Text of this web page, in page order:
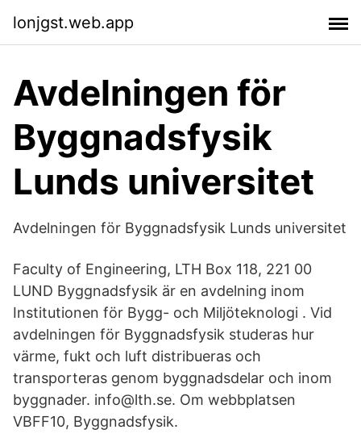
lonjgst.web.app
Avdelningen för
Byggnadsfysik
Lunds universitet
Avdelningen för Byggnadsfysik Lunds universitet
Faculty of Engineering, LTH Box 118, 221 00
LUND Byggnadsfysik är en avdelning inom
Institutionen för Bygg- och Miljöteknologi . Vid
avdelningen för Byggnadsfysik studeras hur
värme, fukt och luft distribueras och
transporteras genom byggnadsdelar och inom
byggnader. info@lth.se. Om webbplatsen
VBFF10, Byggnadsfysik.